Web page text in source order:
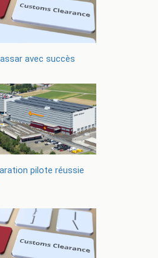
avec succès
pilote réussie